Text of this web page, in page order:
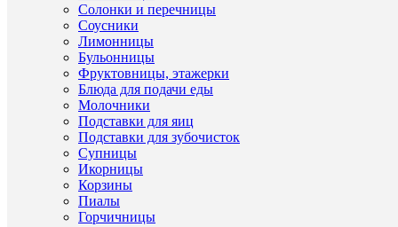
Солонки и перечницы
Соусники
Лимонницы
Бульонницы
Фруктовницы, этажерки
Блюда для подачи еды
Молочники
Подставки для яиц
Подставки для зубочисток
Супницы
Икорницы
Корзины
Пиалы
Горчичницы